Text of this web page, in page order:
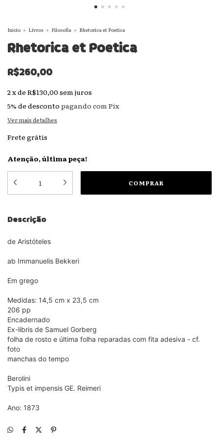
Início > Livros > Filosofia > Rhetorica et Poetica
Rhetorica et Poetica
R$260,00
2xde R$130,00 sem juros
5% de desconto pagando com Pix
Ver mais detalhes
Frete grátis
Atenção, última peça!
Descrição
de Aristóteles
ab Immanuelis Bekkeri
Em grego
Medidas: 14,5 cm x 23,5 cm
206 pp
Encadernado
Ex-libris de Samuel Gorberg
folha de rosto e última folha reparadas com fita adesiva - cf.
foto
manchas do tempo
Berolini
Typis et impensis GE. Reimeri
Ano: 1873